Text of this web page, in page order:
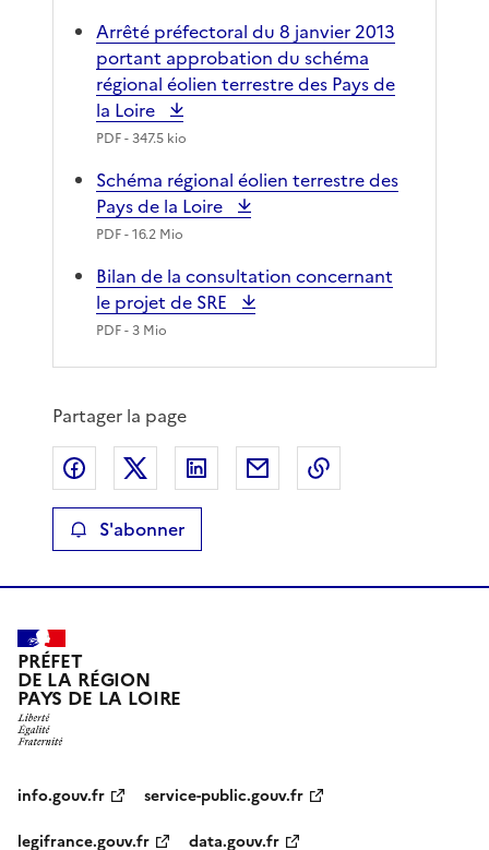
Arrêté préfectoral du 8 janvier 2013
portant approbation du schéma
régional éolien terrestre des Pays de
la Loire
PDF- 347.5 kio
Schéma régional éolien terrestre des
Pays de la Loire
PDF- 16.2 Mio
Bilan de la consultation concernant
le projet de SRE
PDF- 3 Mio
Partager la page
Partager sur Facebook
Partager sur XPartager sur LinkedIn
Partager par email
S'abonner
PRÉFET
DE LA RÉGION
PAYS DE LA LOIRE
info.gouv.fr
service-public.gouv.fr
legifrance.gouv.fr
data.gouv.fr